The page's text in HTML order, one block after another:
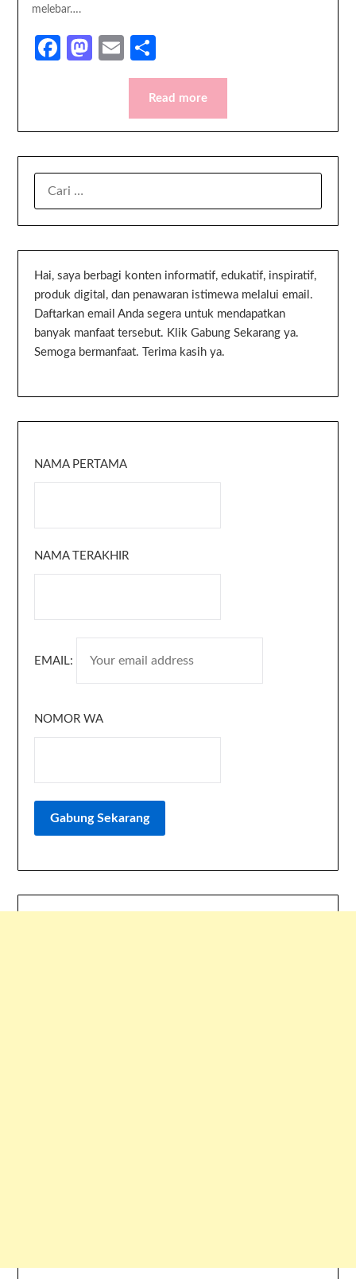
melebar….
Facebook
Mastodon
Email
Read more
Hai, saya berbagi konten informatif, edukatif, inspiratif,
produk digital, dan penawaran istimewa melalui email.
Daftarkan email Anda segera untuk mendapatkan
banyak manfaat tersebut. Klik Gabung Sekarang ya.
Semoga bermanfaat. Terima kasih ya.
NAMA PERTAMA
NAMA TERAKHIR
EMAIL:
NOMOR WA